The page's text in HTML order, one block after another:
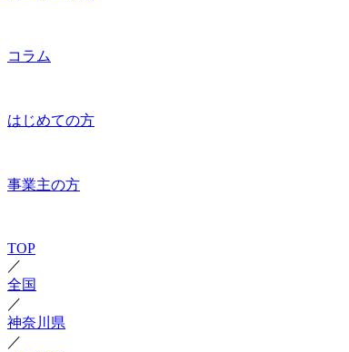
コラム
はじめての方
事業主の方
TOP
／
全国
／
神奈川県
／